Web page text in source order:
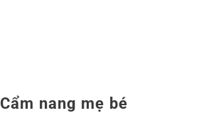
Cẩm nang mẹ bé